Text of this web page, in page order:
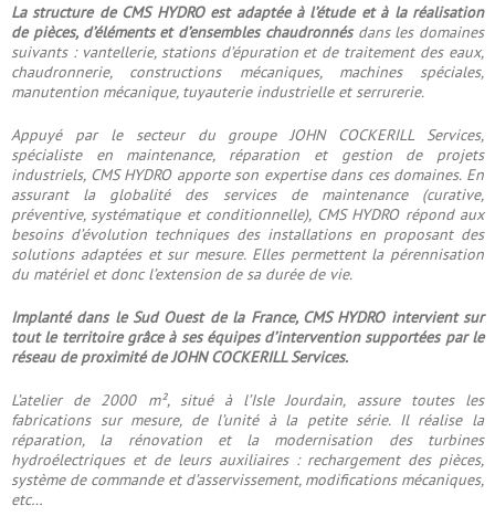
La structure de CMS HYDRO est adaptée à l’étude et à la réalisation
de pièces, d’éléments et d’ensembles chaudronnés dans les domaines
suivants : vantellerie, stations d’épuration et de traitement des eaux,
chaudronnerie, constructions mécaniques, machines spéciales,
manutention mécanique, tuyauterie industrielle et serrurerie.
Appuyé par le secteur du groupe JOHN COCKERILL Services,
spécialiste en maintenance, réparation et gestion de projets
industriels, CMS HYDRO apporte son expertise dans ces domaines. En
assurant la globalité des services de maintenance (curative,
préventive, systématique et conditionnelle), CMS HYDRO répond aux
besoins d’évolution techniques des installations en proposant des
solutions adaptées et sur mesure. Elles permettent la pérennisation
du matériel et donc l’extension de sa durée de vie.
Implanté dans le Sud Ouest de la France, CMS HYDRO intervient sur
tout le territoire grâce à ses équipes d’intervention supportées par le
réseau de proximité de JOHN COCKERILL Services.
L’atelier de 2000 m², situé à l’Isle Jourdain, assure toutes les
fabrications sur mesure, de l’unité à la petite série. Il réalise la
réparation, la rénovation et la modernisation des turbines
hydroélectriques et de leurs auxiliaires : rechargement des pièces,
système de commande et d’asservissement, modifications mécaniques,
etc…